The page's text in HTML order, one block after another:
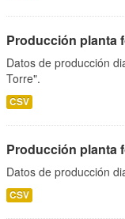
Producción planta
Datos de producción
Torre".
CSV
Producción planta
Datos de producción
CSV